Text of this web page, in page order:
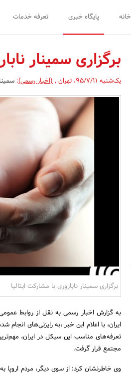
خانه پایگاه خبری تعرفه خدمات
برگزاری سمینار
یک‌شنبه 95/7/11 ، تهران ,(اخبار رسمی):
برگزاری سمینار ناباروری با مشارکت ایتالیا
به گزارش اخبار رسمی به نقل از روابط
ایران، با اعلام این خبر ،به رایزنی‌های
تعرفه‌های مناسب این سیکل در ایران،
مجتمع قرار گرفت.
وی خاطرنشان کرد: از سوی دیگر، مردم اروپا